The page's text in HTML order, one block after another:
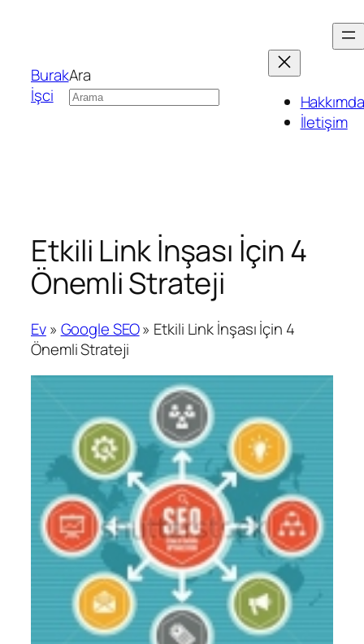
Burak
İşci
Ara
Hakkımda
İletişim
Etkili Link İnşası İçin 4
Önemli Strateji
Ev» Google SEO» Etkili Link İnşası İçin 4
Önemli Strateji